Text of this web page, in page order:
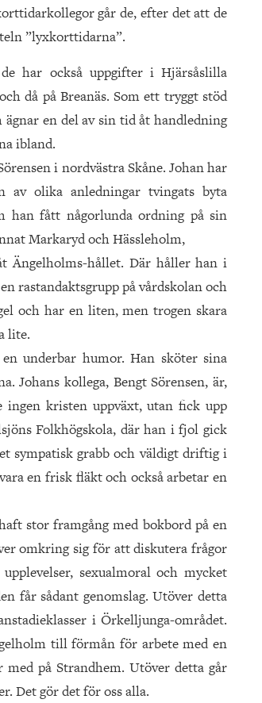
går de, efter det att de
”lyxkorttidarna”.
har också uppgifter i Hjärsåslilla
då på Breanäs. Som ett tryggt stöd
ägnar en del av sin tid åt handledning
ibland.
i nordvästra Skåne. Johan har
av olika anledningar tvingats byta
han fått någorlunda ordning på sin
Markaryd och Hässleholm,
Ängelholms-hållet. Där håller han i
rastandaktsgrupp på vårdskolan och
och har en liten, men trogen skara
lite.
underbar humor. Han sköter sina
Johans kollega, Bengt Sörensen, är,
kristen uppväxt, utan fick upp
Folkhögskola, där han i fjol gick
sympatisk grabb och väldigt driftig i
en frisk fläkt och också arbetar en
stor framgång med bokbord på en
omkring sig för att diskutera frågor
sexualmoral och mycket
får sådant genomslag. Utöver detta
i Örkelljunga-området.
till förmån för arbete med en
på Strandhem. Utöver detta går
Det gör det för oss alla.